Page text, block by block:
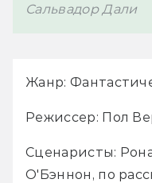
Сальвадор Дали
Жанр:
Режиссер: Пол
Сценаристы:
О'Бэннон, по